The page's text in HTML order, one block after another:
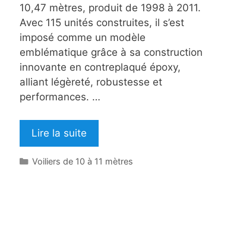
10,47 mètres, produit de 1998 à 2011.
Avec 115 unités construites, il s’est
imposé comme un modèle
emblématique grâce à sa construction
innovante en contreplaqué époxy,
alliant légèreté, robustesse et
performances. …
Lire la suite
Catégories
Voiliers de 10 à 11 mètres